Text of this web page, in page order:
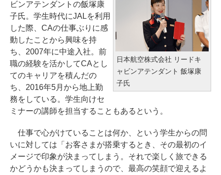
日本航空株式会社 リードキ
ャビンアテンダント 飯塚康
子氏
ビンアテンダントの飯塚康
子氏。学生時代にJALを利用
した際、CAの仕事ぶりに感
動したことから興味を持
ち、2007年に中途入社。前
職の経験を活かしてCAとし
てのキャリアを積んだの
ち、2016年5月から地上勤
務をしている。学生向けセ
ミナーの講師を担当することもあるという。
仕事で心がけていることは何か、という学生からの問
いに対しては「お客さまが搭乗するとき、その最初のイ
メージで印象が決まってしまう。それで楽しく旅できる
かどうかも決まってしまうので、最高の笑顔で迎えるよ